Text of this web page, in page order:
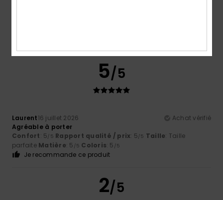
5/5
Laurent16 juillet 2026
Achat vérifié
Agréable à porter
Confort: 5/5 Rapport qualité / prix: 5/5 Taille: Taille
parfaite Matière: 5 /5 Coloris: 5 /5
Je recommande ce produit
2/5